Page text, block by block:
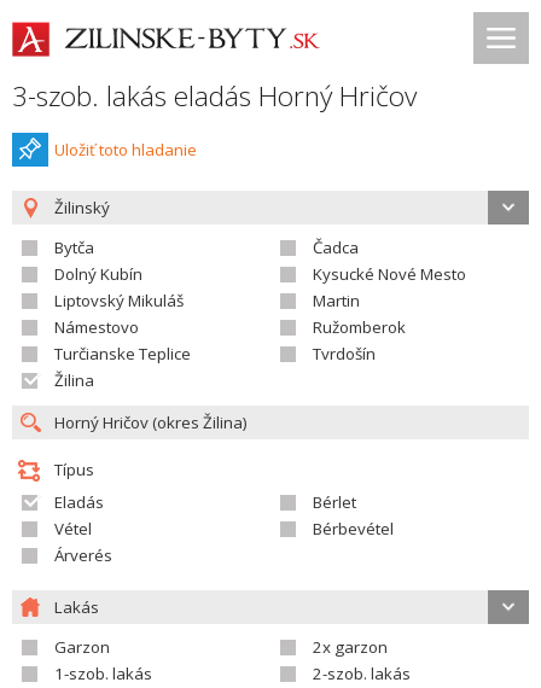
3-szob. lakás eladás Horný Hričov
Uložiť toto hladanie
Žilinský
Bytča
Čadca
Dolný Kubín
Kysucké Nové Mesto
Liptovský Mikuláš
Martin
Námestovo
Ružomberok
Turčianske Teplice
Tvrdošín
Žilina
Típus
Eladás
Bérlet
Vétel
Bérbevétel
Árverés
Lakás
Garzon
2x garzon
1-szob. lakás
2-szob. lakás